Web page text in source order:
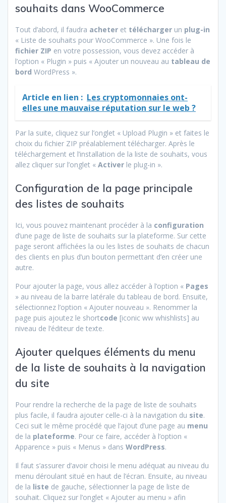
souhaits dans WooCommerce
Tout d’abord, il faudra acheter et télécharger un plug-in
« Liste de souhaits pour WooCommerce ». Une fois le
fichier ZIP en votre possession, vous devez accéder à
l’option « Plugin » puis « Ajouter un nouveau au tableau de
bord WordPress ».
Article en lien : Les cryptomonnaies ont-
elles une mauvaise réputation sur le web ?
Par la suite, cliquez sur l’onglet « Upload Plugin » et faites le
choix du fichier ZIP préalablement télécharger. Après le
téléchargement et l’installation de la liste de souhaits, vous
allez cliquer sur l’onglet « Activer le plug-in ».
Configuration de la page principale
des listes de souhaits
Ici, vous pouvez maintenant procéder à la configuration
d’une page de liste de souhaits sur la plateforme. Sur cette
page seront affichées la ou les listes de souhaits de chacun
des clients en plus d’un bouton permettant d’en créer une
autre.
Pour ajouter la page, vous allez accéder à l’option « Pages
» au niveau de la barre latérale du tableau de bord. Ensuite,
sélectionnez l’option « Ajouter nouveau ». Renommer la
page puis ajoutez le shortcode [iconic ww whishlists] au
niveau de l’éditeur de texte.
Ajouter quelques éléments du menu
de la liste de souhaits à la navigation
du site
Pour rendre la recherche de la page de liste de souhaits
plus facile, il faudra ajouter celle-ci à la navigation du site.
Ceci suit le même procédé que l’ajout d’une page au menu
de la plateforme. Pour ce faire, accéder à l’option «
Apparence » puis « Menus » dans WordPress.
Il faut s’assurer d’avoir choisi le menu adéquat au niveau du
menu déroulant situé en haut de l’écran. Ensuite, au niveau
de la liste de gauche, sélectionner la page de liste de
souhait. Cliquez sur l’onglet « Ajouter au menu » afin